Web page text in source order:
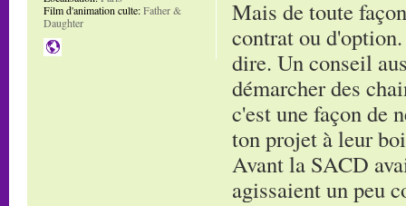
Mais de toute
contrat ou
dire. Un conseil
démarcher des
c'est une façon de
ton projet à leur
Avant la SACD
agissaient un peu
Film d'animation culte:Father &
Daughter